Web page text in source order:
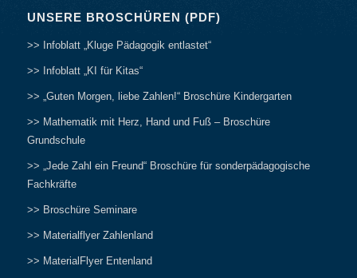
UNSERE BROSCHÜREN (PDF)
>> Infoblatt „Kluge Pädagogik entlastet“
>> Infoblatt „KI für Kitas“
>> „Guten Morgen, liebe Zahlen!“ Broschüre Kindergarten
>> Mathematik mit Herz, Hand und Fuß – Broschüre
Grundschule
>> „Jede Zahl ein Freund“ Broschüre für sonderpädagogische
Fachkräfte
>> Broschüre Seminare
>> Materialflyer Zahlenland
>> MaterialFlyer Entenland